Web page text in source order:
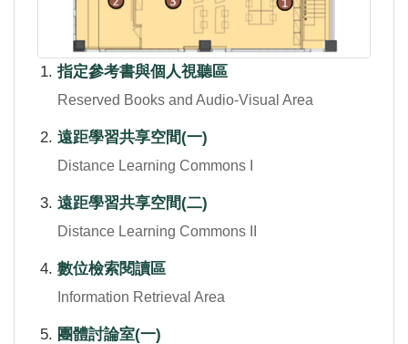
指定參考書與個人視聽區
Reserved Books and Audio-Visual Area
遠距學習共享空間(一)
Distance Learning Commons I
遠距學習共享空間(二)
Distance Learning Commons II
數位檢索閱讀區
Information Retrieval Area
團體討論室(一)